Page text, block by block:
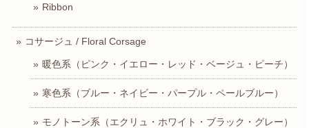
Ribbon
コサージュ / Floral Corsage
暖色系（ピンク・イエロー・レッド・ベージュ・ピーチ）
寒色系（ブルー・ネイビー・パープル・ペールブルー）
モノトーン系（エクリュ・ホワイト・ブラック・グレー）